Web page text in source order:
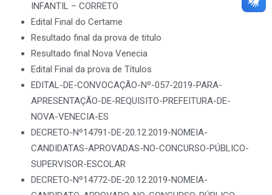
INFANTIL – CORRETO
Edital Final do Certame
Resultado final da prova de titulo
Resultado final Nova Venecia
Edital Final da prova de Títulos
EDITAL-DE-CONVOCAÇÃO-Nº-057-2019-PARA-
APRESENTAÇÃO-DE-REQUISITO-PREFEITURA-DE-
NOVA-VENECIA-ES
DECRETO-Nº14791-DE-20.12.2019-NOMEIA-
CANDIDATAS-APROVADAS-NO-CONCURSO-PÚBLICO-
SUPERVISOR-ESCOLAR
DECRETO-Nº14772-DE-20.12.2019-NOMEIA-